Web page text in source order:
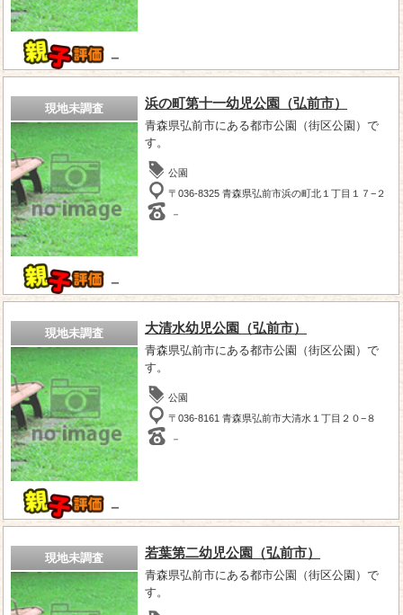
－
現地未調査
－
浜の町第十一幼児公園（弘前市）
青森県弘前市にある都市公園（街区公園）で
す。
公園
〒036-8325 青森県弘前市浜の町北１丁目１７−２
－
現地未調査
－
大清水幼児公園（弘前市）
青森県弘前市にある都市公園（街区公園）で
す。
公園
〒036-8161 青森県弘前市大清水１丁目２０−８
－
現地未調査 若葉第二幼児公園（弘前市）
青森県弘前市にある都市公園（街区公園）で
す。